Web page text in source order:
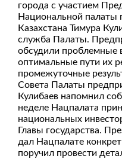
города с участием
Национальной палаты
Казахстана Тимура
служба Палаты.
обсудили проблемные
оптимальные пути их
промежуточные
Совета Палаты
Кулибаев напомнил
неделе Нацпалата
национальных
Главы государства.
дал Нацпалате
поручил провести